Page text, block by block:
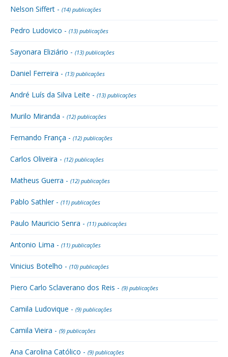
Nelson Siffert - (14) publicações
Pedro Ludovico - (13) publicações
Sayonara Eliziário - (13) publicações
Daniel Ferreira - (13) publicações
André Luís da Silva Leite - (13) publicações
Murilo Miranda - (12) publicações
Fernando França - (12) publicações
Carlos Oliveira - (12) publicações
Matheus Guerra - (12) publicações
Pablo Sathler - (11) publicações
Paulo Mauricio Senra - (11) publicações
Antonio Lima - (11) publicações
Vinicius Botelho - (10) publicações
Piero Carlo Sclaverano dos Reis - (9) publicações
Camila Ludovique - (9) publicações
Camila Vieira - (9) publicações
Ana Carolina Católico - (9) publicações